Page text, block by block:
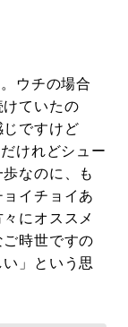
ウチの場合
ていたの
ですけど
けれどシュー
なのに、も
イチョイあ
にオススメ
時世ですの
」という思